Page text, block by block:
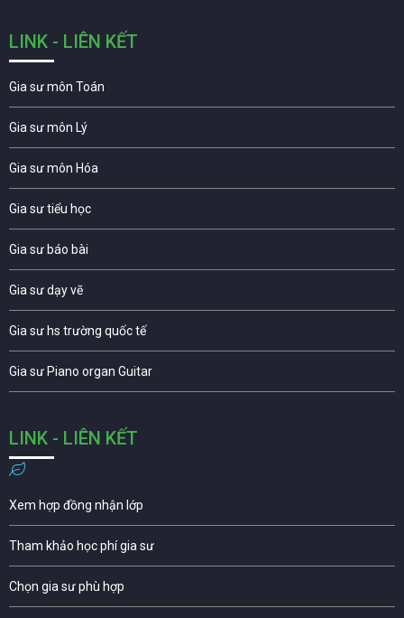
LINK - LIÊN KẾT
Gia sư môn Toán
Gia sư môn Lý
Gia sư môn Hóa
Gia sư tiểu học
Gia sư báo bài
Gia sư dạy vẽ
Gia sư hs trường quốc tế
Gia sư Piano organ Guitar
LINK - LIÊN KẾT
Xem hợp đồng nhận lớp
Tham khảo học phí gia sư
Chọn gia sư phù hợp